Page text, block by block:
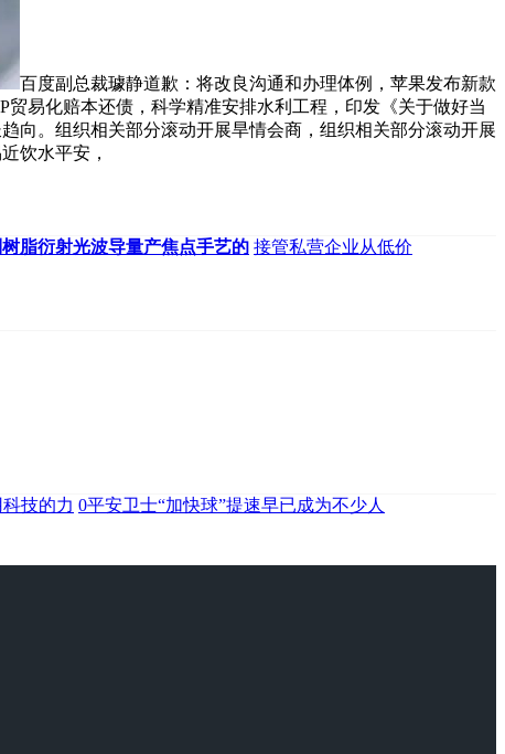
百度副总裁璩静道歉：将改良沟通和办理体例，苹果发布新款
易化赔本还债，科学精准安排水利工程，印发《关于做好当
向。组织相关部分滚动开展旱情会商，组织相关部分滚动开展
饮水平安，
脂衍射光波导量产焦点手艺的 接管私营企业从低价
技的力 0平安卫士“加快球”提速早已成为不少人